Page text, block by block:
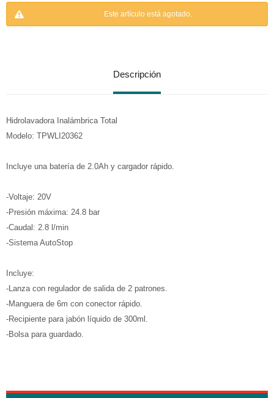
Este artículo está agotado.
Descripción
Hidrolavadora Inalámbrica Total
Modelo: TPWLI20362
Incluye una batería de 2.0Ah y cargador rápido.
-Voltaje: 20V
-Presión máxima: 24.8 bar
-Caudal: 2.8 l/min
-Sistema AutoStop
Incluye:
-Lanza con regulador de salida de 2 patrones.
-Manguera de 6m con conector rápido.
-Recipiente para jabón líquido de 300ml.
-Bolsa para guardado.